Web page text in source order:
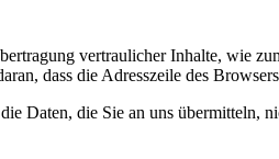
vertraulicher Inhalte, wie
dass die Adresszeile des
Daten, die Sie an uns übermitteln,